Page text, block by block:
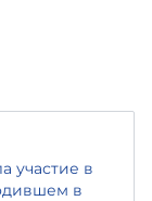
участие в
в